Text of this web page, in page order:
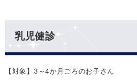
乳児健診
【対象】3～4か月ごろのお子さん